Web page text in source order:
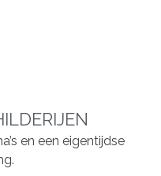
en een eigentijdse